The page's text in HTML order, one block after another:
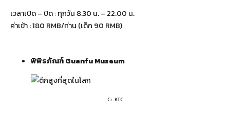
เวลาเปิด – ปิด : ทุกวัน 8.30 น. – 22.00 น.
ค่าเข้า : 180 RMB/ท่าน (เด็ก 90 RMB)
พิพิธภัณฑ์Guanfu Museum
Cr. KTC